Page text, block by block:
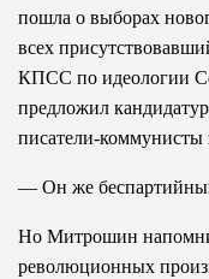
пошла о выборах
всех
КПСС по идеологии
предложил
писатели-коммунисты
— Он же
Но Митрошин
революционных